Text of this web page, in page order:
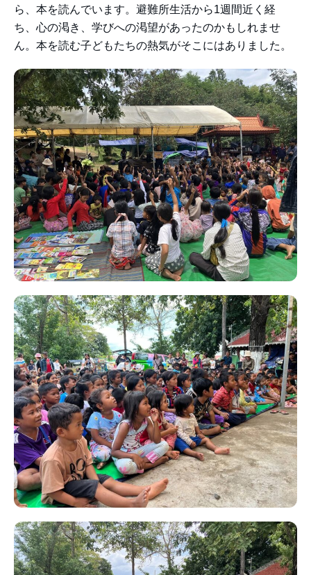
ら、本を読んでいます。避難所生活から1週間近く経
ち、心の渇き、学びへの渇望があったのかもしれませ
ん。本を読む子どもたちの熱気がそこにはありました。